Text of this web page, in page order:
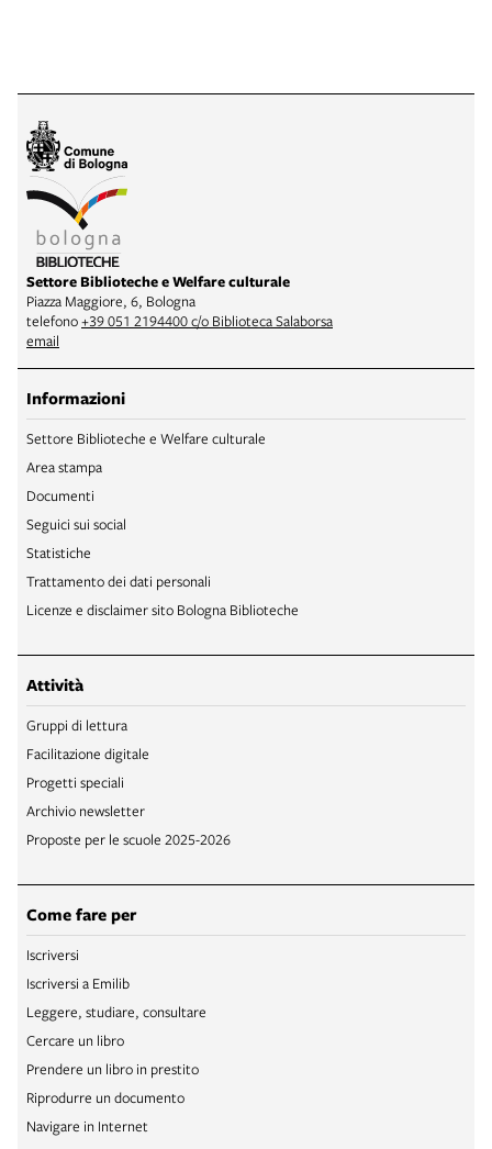
Settore Biblioteche e Welfare culturale
Piazza Maggiore, 6, Bologna
telefono+39 051 2194400 c/o Biblioteca Salaborsa
email
Informazioni
Settore Biblioteche e Welfare culturale
Area stampa
Documenti
Seguici sui social
Statistiche
Trattamento dei dati personali
Licenze e disclaimer sito Bologna Biblioteche
Attività
Gruppi di lettura
Facilitazione digitale
Progetti speciali
Archivio newsletter
Proposte per le scuole 2025-2026
Come fare per
Iscriversi
Iscriversi a Emilib
Leggere, studiare, consultare
Cercare un libro
Prendere un libro in prestito
Riprodurre un documento
Navigare in Internet